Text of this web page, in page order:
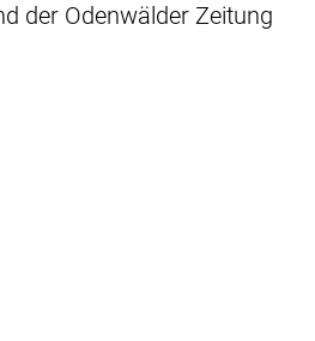
der Odenwälder Zeitung